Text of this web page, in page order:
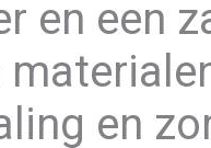
en een
en